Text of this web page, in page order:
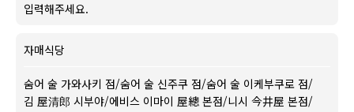
입력해주세요.
자매식당
숨어 술 가와사키 점/숨어 술 신주쿠 점/숨어 술 이케부쿠로 점/
김 屋清郎 시부야/에비스 이마이 屋總 본점/니시 今井屋 본점/